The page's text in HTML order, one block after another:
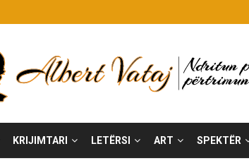
KRIJIMTARI LETËRSI ART SPEKTËR